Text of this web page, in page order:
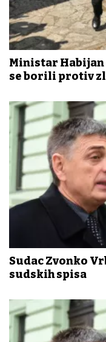
Ministar
se borili protiv
Sudac Zvonko
sudskih spisa